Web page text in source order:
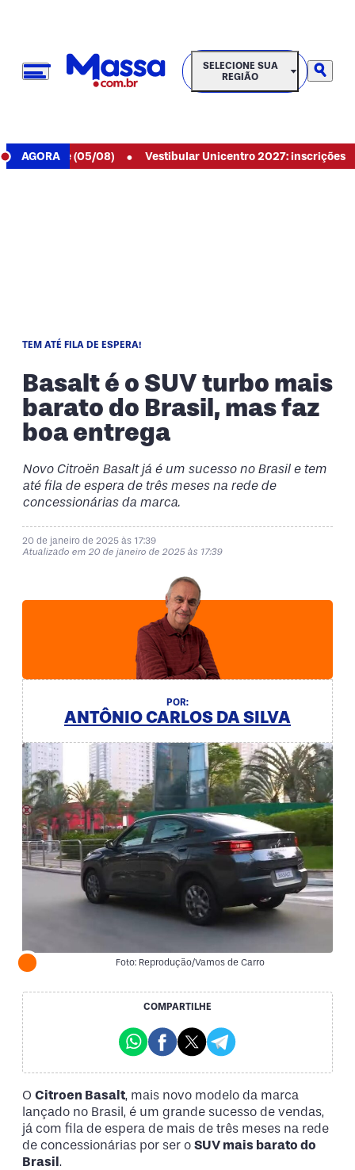
SELECIONE SUA REGIÃO
SELECIONE SUA
REGIÃO
AGORA
hoje (05/08) • Vestibular Unicentro 2027: inscrições abertas
TEM ATÉ FILA DE ESPERA!
Basalt é o SUV turbo mais
barato do Brasil, mas faz
boa entrega
Novo Citroën Basalt já é um sucesso no Brasil e tem
até fila de espera de três meses na rede de
concessionárias da marca.
20 de janeiro de 2025 às 17:39
Atualizado em 20 de janeiro de 2025 às 17:39
POR:
ANTÔNIO CARLOS DA SILVA
Foto: Reprodução/Vamos de Carro
COMPARTILHE
O Citroen Basalt, mais novo modelo da marca
lançado no Brasil, é um grande sucesso de vendas,
já com fila de espera de mais de três meses na rede
de concessionárias por ser o SUV mais barato do
Brasil.